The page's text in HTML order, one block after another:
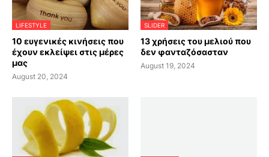
LIFESTYLE
10 ευγενικές κινήσεις που
έχουν εκλείψει στις μέρες
μας
August 20, 2024
SLIDER
13 χρήσεις του μελιού που
δεν φανταζόσασταν
August 19, 2024